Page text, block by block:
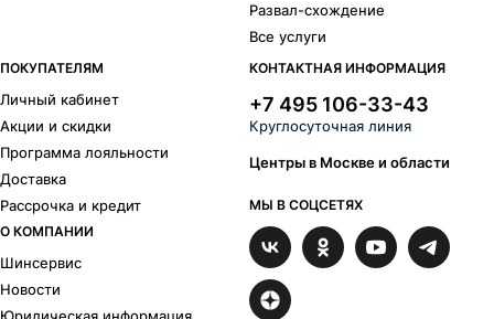
Развал-схождение
Все услуги
ПОКУПАТЕЛЯМ
Личный кабинет
Акции и скидки
Программа лояльности
Доставка
Рассрочка и кредит
О КОМПАНИИ
Шинсервис
Новости
КОНТАКТНАЯ ИНФОРМАЦИЯ
+7 495 106-33-43
Круглосуточная линия
Центры в Москве и области
МЫ В СОЦСЕТЯХ